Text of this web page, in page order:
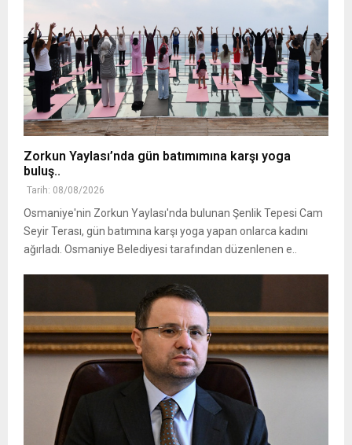
Zorkun Yaylası’nda gün batımımına karşı yoga
buluş..
Tarih: 08/08/2026
Osmaniye'nin Zorkun Yaylası'nda bulunan Şenlik Tepesi Cam
Seyir Terası, gün batımına karşı yoga yapan onlarca kadını
ağırladı. Osmaniye Belediyesi tarafından düzenlenen e..